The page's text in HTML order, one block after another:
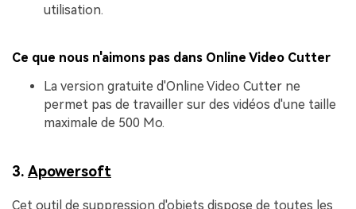
utilisation.
Ce que nous n'aimons pas dans Online Video Cutter
La version gratuite d'Online Video Cutter ne
permet pas de travailler sur des vidéos d'une taille
maximale de 500 Mo.
3. Apowersoft
Cet outil de suppression d'objets dispose de toutes les